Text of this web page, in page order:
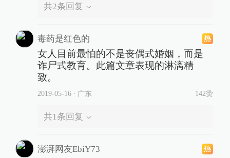
共2条回复
毒药是红色的
女人目前最怕的不是丧偶式婚姻，而是
诈尸式教育。此篇文章表现的淋漓精
致。
2019-05-16∙ 广东 142赞
共1 条回复
澎湃网友EbiY73